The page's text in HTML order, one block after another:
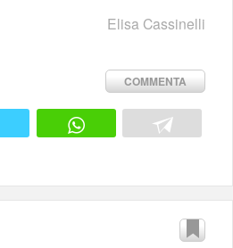
Elisa Cassinelli
COMMENTA